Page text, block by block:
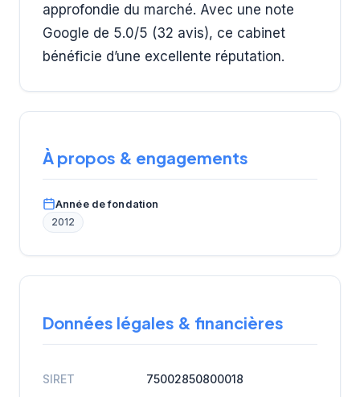
approfondie du marché. Avec une note
Google de 5.0/5 (32 avis), ce cabinet
bénéficie d’une excellente réputation.
À propos & engagements
Année de fondation
2012
Données légales & financières
SIRET 75002850800018